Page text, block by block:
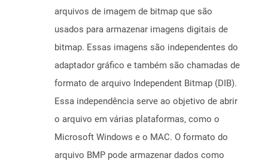
arquivos de imagem de bitmap que são
usados ​​para armazenar imagens digitais de
bitmap. Essas imagens são independentes do
adaptador gráfico e também são chamadas de
formato de arquivo Independent Bitmap (DIB).
Essa independência serve ao objetivo de abrir
o arquivo em várias plataformas, como o
Microsoft Windows e o MAC. O formato do
arquivo BMP pode armazenar dados como